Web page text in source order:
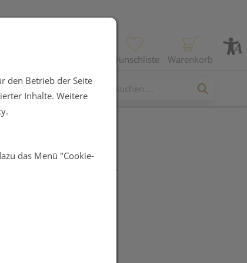
Wunschliste Warenkorb
BABY +
den Betrieb der Seite
Inhalte. Weitere
das Menü "Cookie-